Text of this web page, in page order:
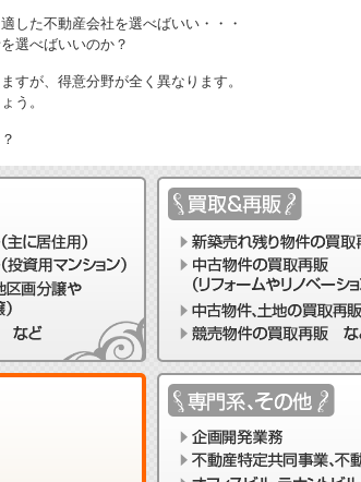
した不動産会社を選べばいい・・・
選べばいいのか？
すが、得意分野が全く異なります。
う。